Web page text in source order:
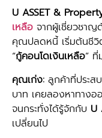
U ASSET &
เหลือ จากผู้เชี่ยวชาญ
คุณปลดหนี้ เริ่มต้นชีวิ
“กู้คอนโดเงินเหลือ” ที่
คุณเก่ง: ลูกค้าที่ประ
บาท เคยลองหาทาง
จนกระทั่งได้รู้จักกับ U
เปลี่ยนไป